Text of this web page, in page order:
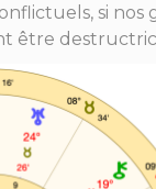
si
être